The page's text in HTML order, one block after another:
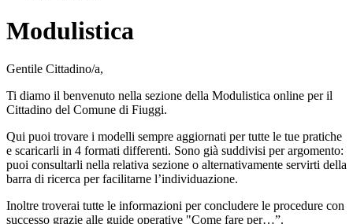
Modulistica
Gentile Cittadino/a,
Ti diamo il benvenuto nella sezione della Modulistica online per il
Cittadino del Comune di Fiuggi.
Qui puoi trovare i modelli sempre aggiornati per tutte le tue pratiche
e scaricarli in 4 formati differenti. Sono già suddivisi per argomento:
puoi consultarli nella relativa sezione o alternativamente servirti della
barra di ricerca per facilitarne l’individuazione.
Inoltre troverai tutte le informazioni per concludere le procedure con
successo grazie alle guide operative "Come fare per…”.